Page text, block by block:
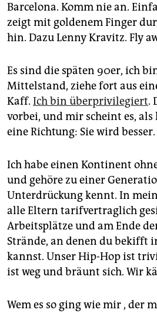
Barcelona. Komm nie an.
zeigt mit goldenem Finger
hin. Dazu Lenny Kravitz. Fly
Es sind die späten 90er, ich
Mittelstand, ziehe fort aus
Kaff. Ich bin überprivilegiert.
vorbei, und mir scheint es, als
eine Richtung: Sie wird besser.
Ich habe einen Kontinent
und gehöre zu einer
Unterdrückung kennt. In
alle Eltern tarifvertraglich
Arbeitsplätze und am Ende
Strände, an denen du bekifft
kannst. Unser Hip-Hop ist
ist weg und bräunt sich. Wir
Wem es so ging wie mir , der